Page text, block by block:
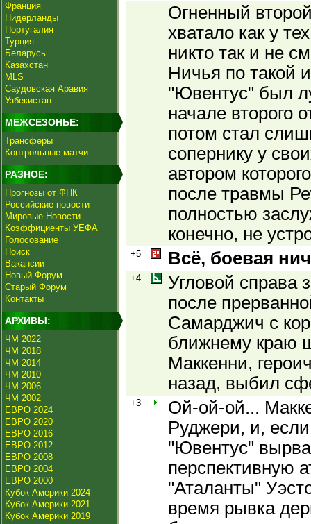
Франция
Нидерланды
Португалия
Турция
Беларусь
Казахстан
MLS
Саудовская Аравия
Узбекистан
МЕЖСЕЗОНЬЕ:
Трансферы
Контрольные матчи
РАЗНОЕ:
Прогнозы от ФНК
Российские новости
Мировые Новости
Коэффициенты УЕФА
Голосование
Поиск
Вакансии
Новый Форум
Старый Форум
Контакты
АРХИВЫ:
ЧМ 2022
ЧМ 2018
ЧМ 2014
ЧМ 2010
ЧМ 2006
ЧМ 2002
ЕВРО 2024
ЕВРО 2020
ЕВРО 2016
ЕВРО 2012
ЕВРО 2008
ЕВРО 2004
ЕВРО 2000
Кубок Америки 2024
Кубок Америки 2021
Кубок Америки 2019
Огненный
хватало как у
никто так и не
Ничья по такой
"Ювентус" был
начале второго
потом стал
сопернику у
автором
после травмы
полностью
конечно, не
+5 Всё, боевая
+4
Угловой справа
после
Самарджич с
ближнему краю
Маккенни,
назад, выбил
+3
Ой-ой-ой...
Руджери, и,
"Ювентус"
перспективную
"Аталанты"
время рывка